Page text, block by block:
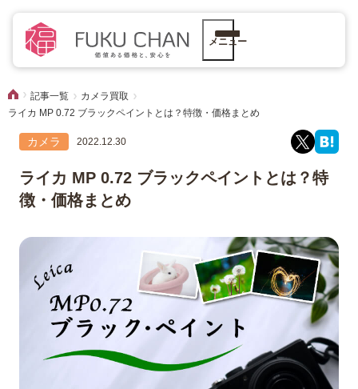
メニュー
記事一覧
カメラ買取
ライカ MP 0.72 ブラックペイントとは？特徴・価格まとめ
カメラ 2022.12.30
ライカ MP 0.72 ブラックペイントとは？特
徴・価格まとめ